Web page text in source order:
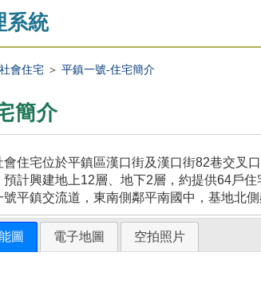
系統
社會住宅＞ 平鎮一號-住宅簡介
簡介
會住宅位於平鎮區漢口街及漢口街82巷交叉
預計興建地上12層、地下2層，約提供64戶
號平鎮交流道，東南側鄰平南國中，基地北側
圖 電子地圖 空拍照片